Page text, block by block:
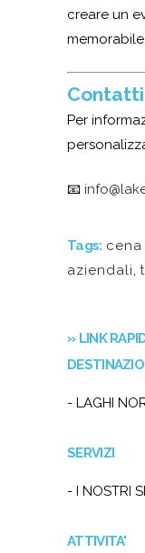
creare un
memorabile.
Contatti
Per
📧
Tags:
aziendali
» LINK
- LAGHI
SERVIZI
- I NOSTRI
ATTIVITA'